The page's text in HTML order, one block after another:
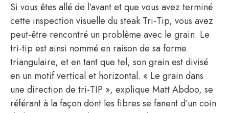
Si vous êtes allé de l’avant et que vous avez terminé
cette inspection visuelle du steak Tri-Tip, vous avez
peut-être rencontré un problème avec le grain. Le
tri-tip est ainsi nommé en raison de sa forme
triangulaire, et en tant que tel, son grain est divisé
en un motif vertical et horizontal. « Le grain dans
une direction de tri-TIP », explique Matt Abdoo, se
référant à la façon dont les fibres se fanent d’un coin